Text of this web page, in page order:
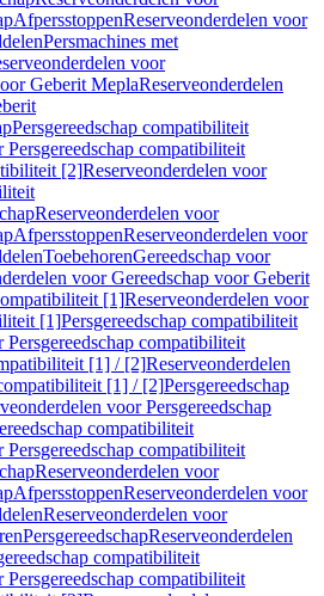
AfpersstoppenReserveonderdelen voor
Persmachines met
voor
Geberit MeplaReserveonderdelen
Persgereedschap compatibiliteit
Persgereedschap compatibiliteit
[2]Reserveonderdelen voor
Reserveonderdelen voor
AfpersstoppenReserveonderdelen voor
ToebehorenGereedschap voor
voor Gereedschap voor Geberit
[1]Reserveonderdelen voor
[1]Persgereedschap compatibiliteit
Persgereedschap compatibiliteit
[1] / [2]Reserveonderdelen
[1] / [2]Persgereedschap
voor Persgereedschap
compatibiliteit
Persgereedschap compatibiliteit
Reserveonderdelen voor
AfpersstoppenReserveonderdelen voor
Reserveonderdelen voor
PersgereedschapReserveonderdelen
compatibiliteit
Persgereedschap compatibiliteit